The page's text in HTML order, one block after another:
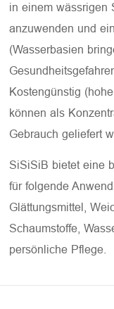
in einem wässrigen
anzuwenden und
(Wasserbasien
Kostengünstig
können als
Gebrauch geliefert
SiSiSiB bietet eine
für folgende
Glättungsmittel,
Schaumstoffe,
persönliche Pflege.